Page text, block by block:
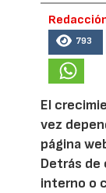
793
El
vez
página
Detrás de
interno o